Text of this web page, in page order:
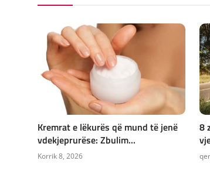
Kremrat e lëkurës që mund të jenë
vdekjeprurëse: Zbulim...
Korrik 8, 2026
8